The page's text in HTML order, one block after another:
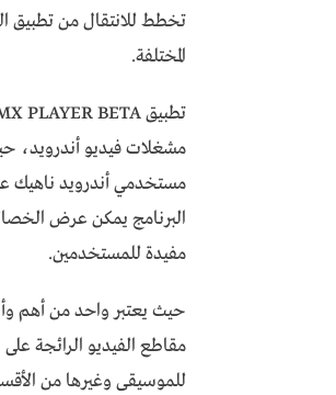
تخطط للانتقال من تطبيق
المختلفة.
مشغلات فيديو أندرويد،
مستخدمي أندرويد ناهيك
البرنامج يمكن عرض
مفيدة للمستخدمين.
حيث يعتبر واحد من أهم
مقاطع الفيديو الرائجة
للموسيقى وغيرها من